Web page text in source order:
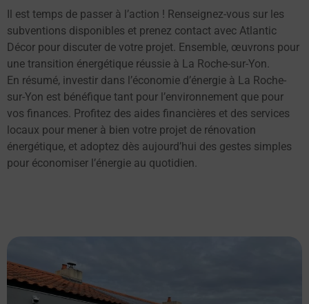
Il est temps de passer à l’action ! Renseignez-vous sur les
subventions disponibles et prenez contact avec Atlantic
Décor pour discuter de votre projet. Ensemble, œuvrons pour
une transition énergétique réussie à La Roche-sur-Yon.
En résumé, investir dans l’économie d’énergie à La Roche-
sur-Yon est bénéfique tant pour l’environnement que pour
vos finances. Profitez des aides financières et des services
locaux pour mener à bien votre projet de rénovation
énergétique, et adoptez dès aujourd’hui des gestes simples
pour économiser l’énergie au quotidien.